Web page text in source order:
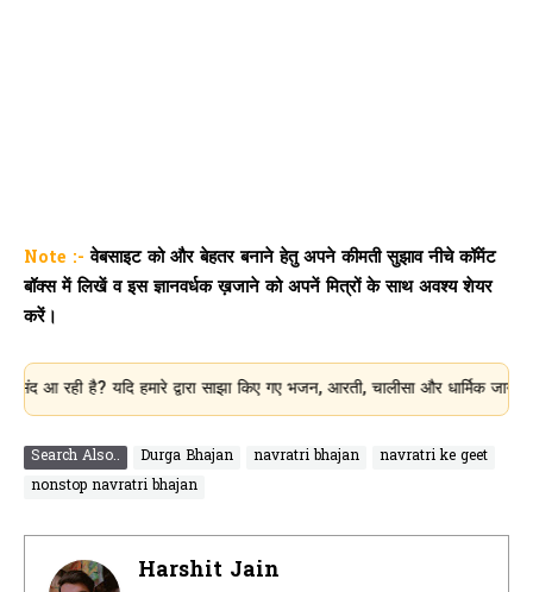
Note :- वेबसाइट को और बेहतर बनाने हेतु अपने कीमती सुझाव नीचे कॉमेंट
बॉक्स में लिखें व इस ज्ञानवर्धक ख़जाने को अपनें मित्रों के साथ अवश्य शेयर
करें।
है? यदि हमारे द्वारा साझा किए गए भजन, आरती, चालीसा और धार्मिक
Search Also.. Durga Bhajan navratri bhajan
navratri ke geet
nonstop navratri bhajan
Harshit Jain